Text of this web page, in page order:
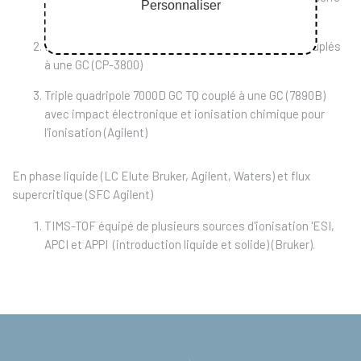
450)
Deux pièges quadripolaire (Saturne 2000, Varian) couplés
à une GC (CP-3800)
Triple quadripole 7000D GC TQ couplé à une GC (7890B)
avec impact électronique et ionisation chimique pour
l'ionisation (Agilent)
En phase liquide (LC Elute Bruker, Agilent, Waters) et flux
supercritique (SFC Agilent)
TIMS-TOF équipé de plusieurs sources d'ionisation 'ESI,
APCI et APPI (introduction liquide et solide) (Bruker).
Personnaliser